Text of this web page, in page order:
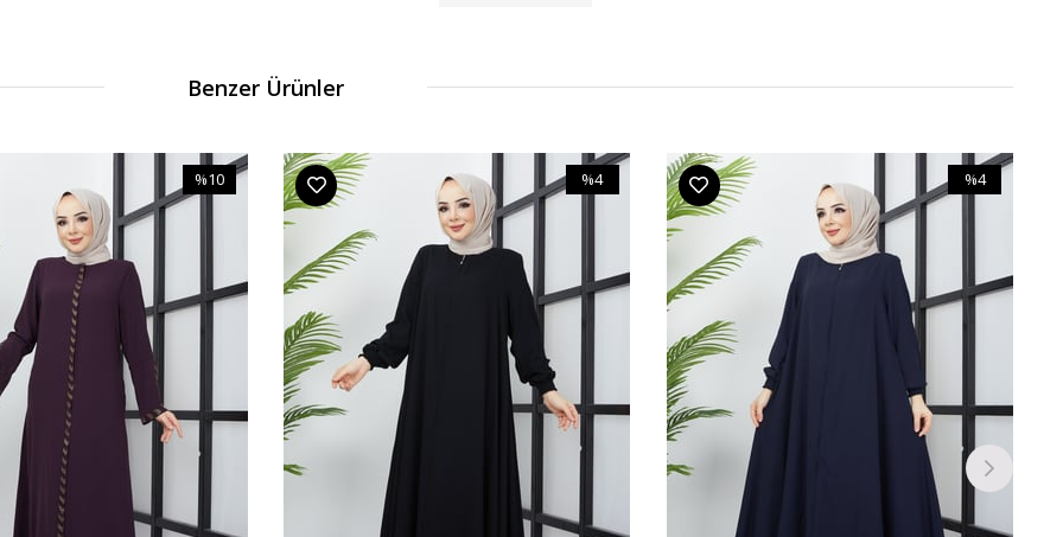
Benzer Ürünler
%10
İndirim
%4
%4